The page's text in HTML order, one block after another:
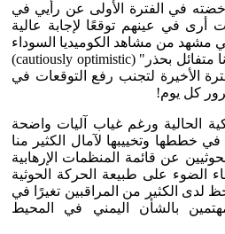
في الفترة الأولى عن رأيي في
أرى في عينهم توقعًا لإجابة عالية
مشهد من مشاهد الكوميديا السوداء
على أي إجابة تتضمن الرد "أنا متفائل بحذر" (cautiously optimistic)
الأخيرة لتجنب رفع التوقعات في
كل يوم!
الحالية ورغم غياب آليات واضحة
في خططها وتخييبها لآمال الكثير منا
عن قائمة المنظمات الإرهابية
الضوء على طبيعة الحركة الحوثية
لدى الكثير من المراقبين تغيرًا في
بالشأن اليمني في المحيط